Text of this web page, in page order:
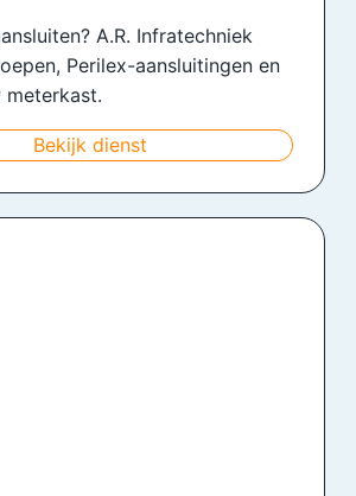
A.R. Infratechniek
Perilex-aansluitingen en
Bekijk dienst